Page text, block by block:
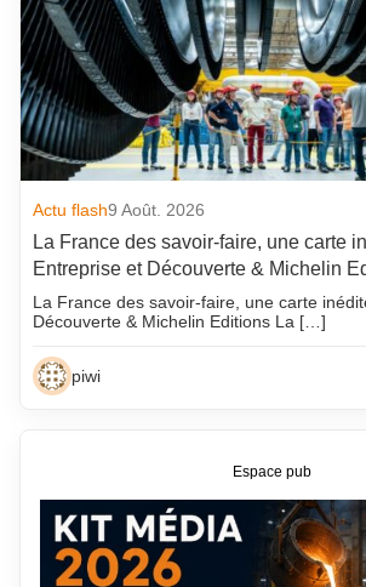
Actu flash9 Août. 2026
La France des savoir-faire, une carte
Entreprise et Découverte & Michelin
La France des savoir-faire, une carte
Découverte & Michelin Editions La […]
piwi
Espace pub